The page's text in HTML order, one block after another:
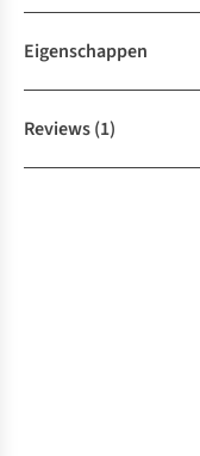
Eigenschappen
Reviews(1)